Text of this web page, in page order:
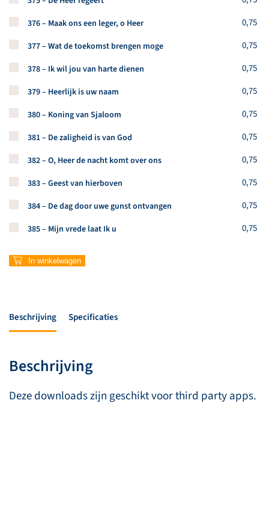
Koop een stuk van dit artikel
376 – Maak ons een leger, o Heer
0,75
Koop een stuk van dit artikel
377 – Wat de toekomst brengen moge
0,75
Koop een stuk van dit artikel
378 – Ik wil jou van harte dienen
0,75
Koop een stuk van dit artikel
379 – Heerlijk is uw naam
0,75
Koop een stuk van dit artikel
380 – Koning van Sjaloom
0,75
Koop een stuk van dit artikel
381 – De zaligheid is van God
0,75
Koop een stuk van dit artikel
382 – O, Heer de nacht komt over ons
0,75
Koop een stuk van dit artikel
383 – Geest van hierboven
0,75
Koop een stuk van dit artikel
384 – De dag door uwe gunst ontvangen
0,75
Koop een stuk van dit artikel
385 – Mijn vrede laat Ik u 0,75
In winkelwagen
Beschrijving Specificaties
Beschrijving
Deze downloads zijn geschikt voor third party apps.